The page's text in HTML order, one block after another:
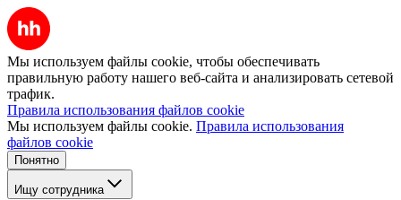
Мы используем файлы cookie, чтобы обеспечивать
правильную работу нашего веб-сайта и анализировать сетевой
трафик.
Правила использования файлов cookie
Мы используем файлы cookie. Правила использования
файлов cookie
Понятно
Ищу сотрудника